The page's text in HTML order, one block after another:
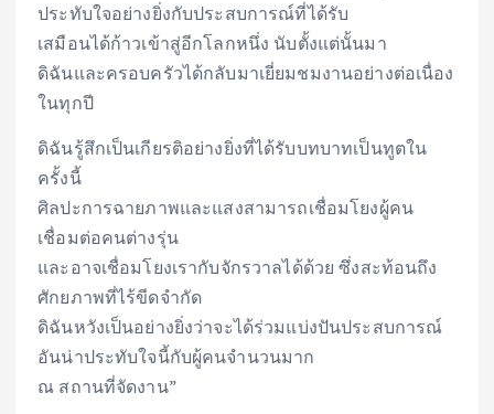
ประทับใจอย่างยิ่งกับประสบการณ์ที่ได้รับ
เสมือนได้ก้าวเข้าสู่อีกโลกหนึ่ง นับตั้งแต่นั้นมา
ดิฉันและครอบครัวได้กลับมาเยี่ยมชมงานอย่างต่อเนื่อง
ในทุกปี
ดิฉันรู้สึกเป็นเกียรติอย่างยิ่งที่ได้รับบทบาทเป็นทูตใน
ครั้งนี้
ศิลปะการฉายภาพและแสงสามารถเชื่อมโยงผู้คน
เชื่อมต่อคนต่างรุ่น
และอาจเชื่อมโยงเรากับจักรวาลได้ด้วย ซึ่งสะท้อนถึง
ศักยภาพที่ไร้ขีดจำกัด
ดิฉันหวังเป็นอย่างยิ่งว่าจะได้ร่วมแบ่งปันประสบการณ์
อันน่าประทับใจนี้กับผู้คนจำนวนมาก
ณ สถานที่จัดงาน”